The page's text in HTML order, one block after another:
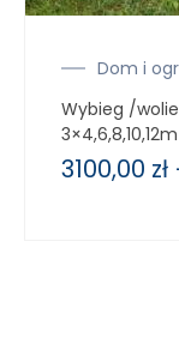
Dom i
Wybieg /
3100,00 zł